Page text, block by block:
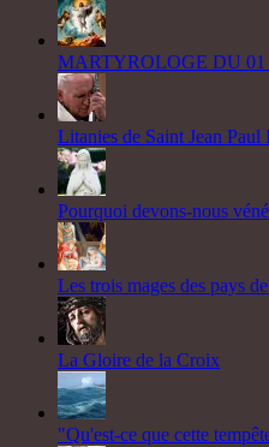
MARTYROLOGE DU
Litanies de Saint Jean Paul
Pourquoi devons-nous
Les trois mages des pays
La Gloire de la Croix
"Qu'est-ce que cette